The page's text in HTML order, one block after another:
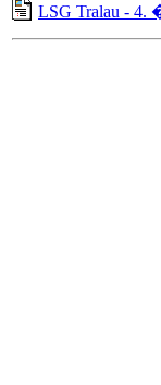
LSG Tralau - 4.